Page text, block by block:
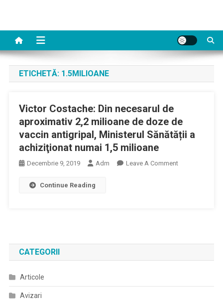
ETICHETĂ: 1.5MILIOANE
Victor Costache: Din necesarul de
aproximativ 2,2 milioane de doze de
vaccin antigripal, Ministerul Sănătății a
achiziţionat numai 1,5 milioane
Decembrie 9, 2019 Adm Leave A CommentOn
2,2
De
Continue Reading
CATEGORII
Articole
Avizari